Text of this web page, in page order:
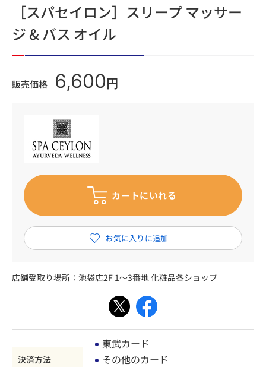
［スパセイロン］スリープ マッサー
ジ & バス オイル
販売価格 6,600 円
店舗受取り場所： 池袋店2F 1～3番地 化粧品各ショップ
決済方法
東武カード
その他のカード